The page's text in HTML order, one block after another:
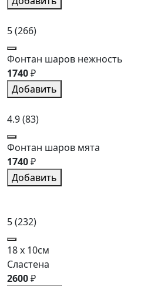
5(266)
Фонтан шаров нежность
1740₽
Добавить
4.9(83)
Фонтан шаров мята
1740₽
Добавить
5(232)
18 x 10см
Сластена
2600₽